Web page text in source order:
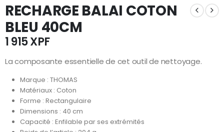
RECHARGE BALAI COTON
BLEU 40CM
1 915XPF
La composante essentielle de cet outil de nettoyage.
Marque : THOMAS
Matériaux : Coton
Forme : Rectangulaire
Dimensions : 40 cm
Capacité : Enfilable par ses extrémités